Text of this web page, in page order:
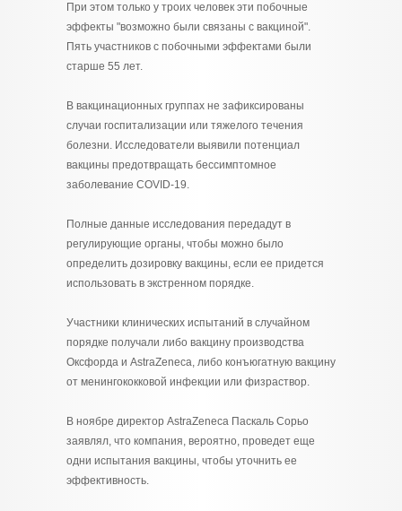
При этом только у троих человек эти побочные
эффекты "возможно были связаны с вакциной".
Пять участников с побочными эффектами были
старше 55 лет.
В вакцинационных группах не зафиксированы
случаи госпитализации или тяжелого течения
болезни. Исследователи выявили потенциал
вакцины предотвращать бессимптомное
заболевание COVID-19.
Полные данные исследования передадут в
регулирующие органы, чтобы можно было
определить дозировку вакцины, если ее придется
использовать в экстренном порядке.
Участники клинических испытаний в случайном
порядке получали либо вакцину производства
Оксфорда и AstraZeneca, либо конъюгатную вакцину
от менингококковой инфекции или физраствор.
В ноябре директор AstraZeneca Паскаль Сорьо
заявлял, что компания, вероятно, проведет еще
одни испытания вакцины, чтобы уточнить ее
эффективность.